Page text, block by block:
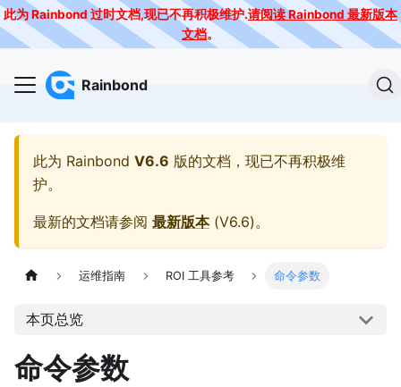
此为 Rainbond 过时文档,现已不再积极维护.请阅读 Rainbond 最新版本
文档。
Rainbond
此为 Rainbond V6.6 版的文档，现已不再积极维
护。
最新的文档请参阅 最新版本(V6.6)。
运维指南 ROI 工具参考 命令参数
本页总览
命令参数